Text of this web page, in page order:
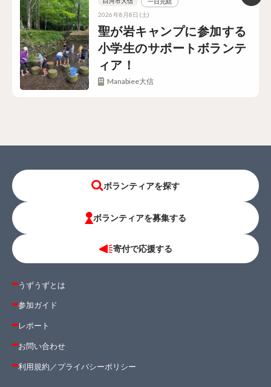
聖が岩キャンプに参加する
小学生のサポートボランテ
ィア！
2026年8月8日(土)
Manabiee大信
ボランティアを探す
ボランティアを募集する
寄付で応援する
うずうずとは
参加ガイド
レポート
お問い合わせ
利用規約 ／プライバシーポリシー